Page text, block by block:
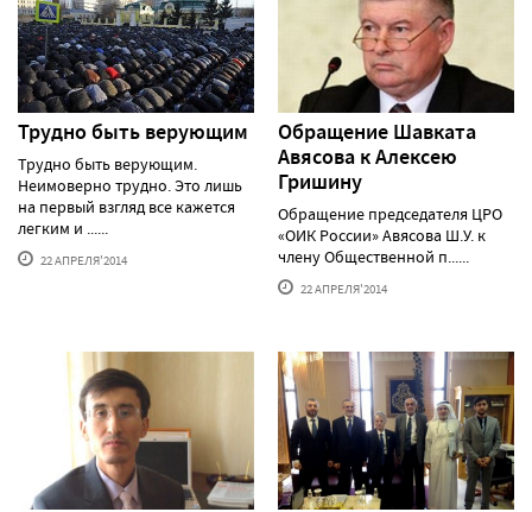
Трудно быть верующим
Трудно быть верующим.
Неимоверно трудно. Это лишь
на первый взгляд все кажется
легким и ......
22 АПРЕЛЯ'2014
Обращение Шавката
Авясова к Алексею
Гришину
Обращение председателя ЦРО
«ОИК России» Авясова Ш.У. к
члену Общественной п......
22 АПРЕЛЯ'2014